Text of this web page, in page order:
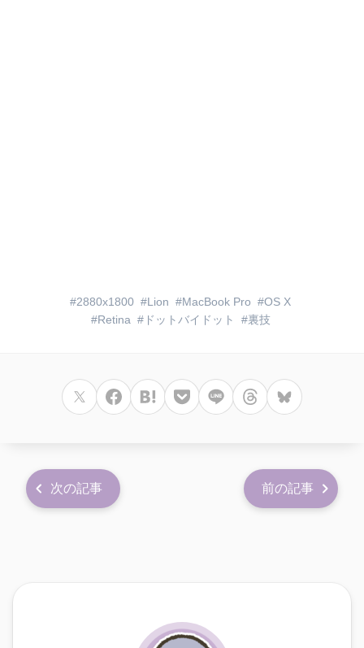
2880x1800 Lion MacBook Pro
OS X
Retina
ドットバイドット 裏技
次の記事 前の記事